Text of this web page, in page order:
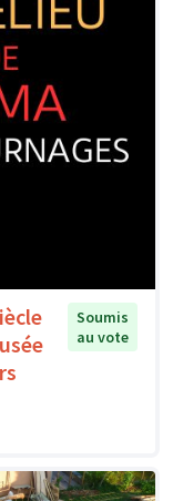
Soumis
au vote